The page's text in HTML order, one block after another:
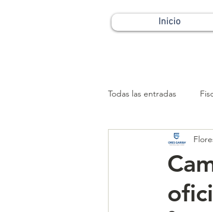
Inicio
Todas las entradas
Patrimonial